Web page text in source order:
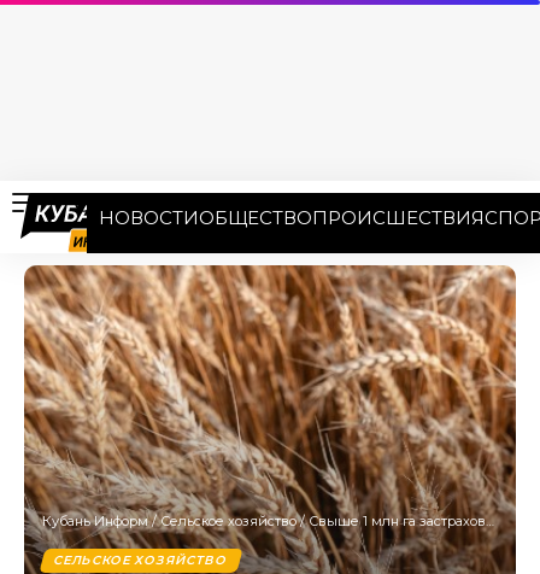
НОВОСТИОБЩЕСТВОПРОИСШЕСТВИЯ
Кубань Информ/Сельское хозяйство/Свыше 1 млн га застраховали аграрии Кубани под урожай 2025 года
СЕЛЬСКОЕ ХОЗЯЙСТВО